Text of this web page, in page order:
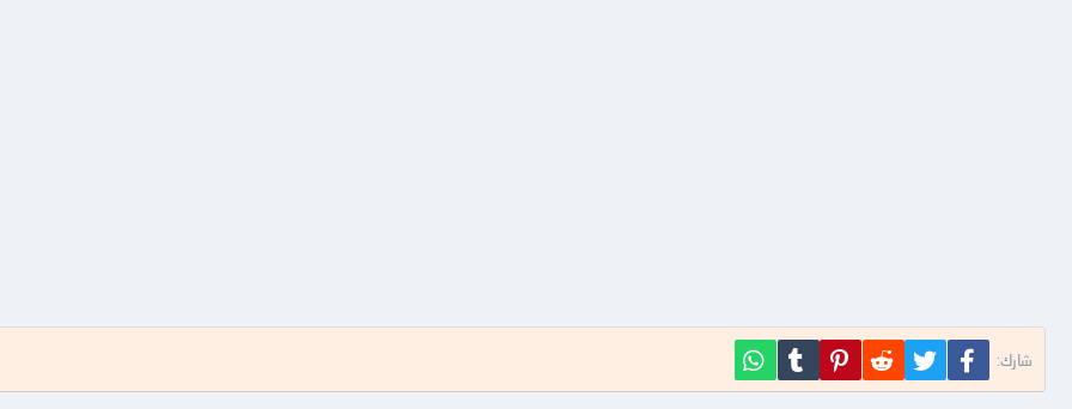
شارك: فيسبوك تويتر Reddit
Pinterest
Tumblr